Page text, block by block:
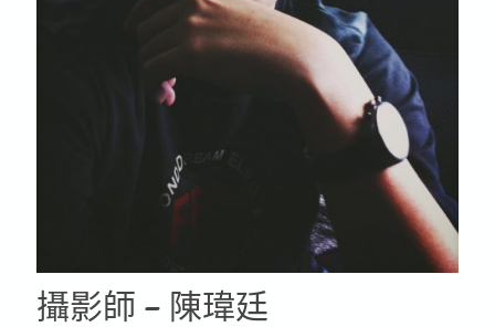
攝影師 – 陳瑋廷